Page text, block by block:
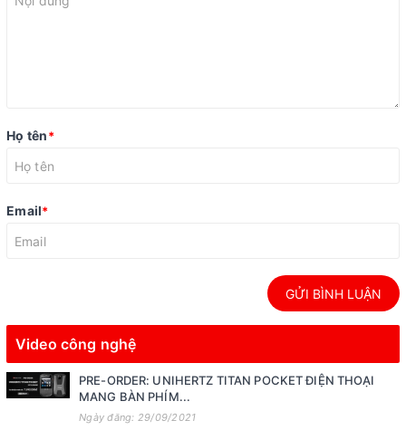
Họ tên*
Email*
GỬI BÌNH LUẬN
Video công nghệ
PRE-ORDER: UNIHERTZ TITAN POCKET ĐIỆN THOẠI
MANG BÀN PHÍM...
Ngày đăng: 29/09/2021